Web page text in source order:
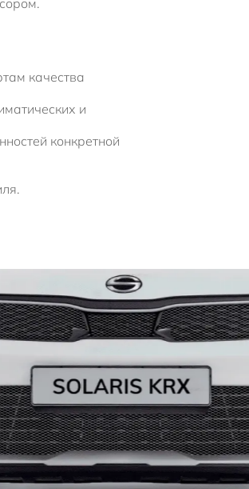
качества
и
конкретной